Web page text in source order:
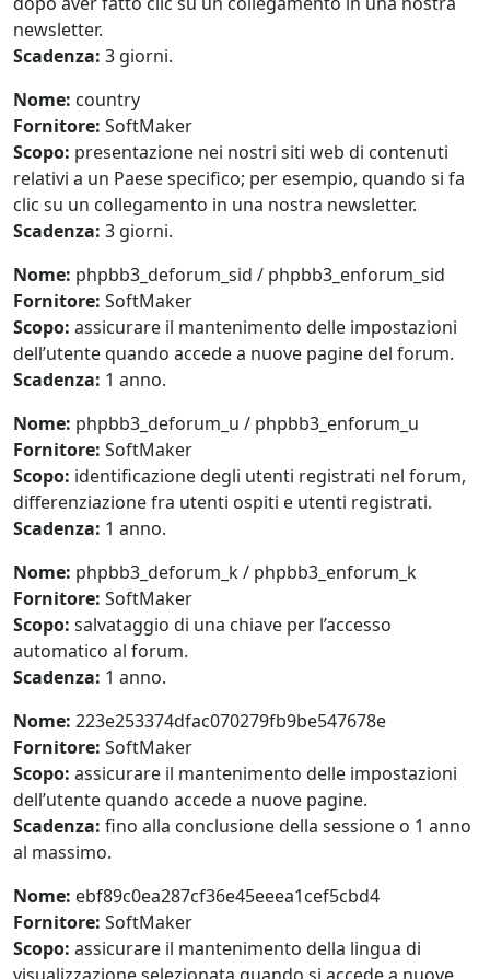
newsletter.
Scadenza: 3 giorni.
Nome: country
Fornitore: SoftMaker
Scopo: presentazione nei nostri siti web di contenuti
relativi a un Paese specifico; per esempio, quando si fa
clic su un collegamento in una nostra newsletter.
Scadenza: 3 giorni.
Nome: phpbb3_deforum_sid / phpbb3_enforum_sid
Fornitore: SoftMaker
Scopo: assicurare il mantenimento delle impostazioni
dell’utente quando accede a nuove pagine del forum.
Scadenza: 1 anno.
Nome: phpbb3_deforum_u / phpbb3_enforum_u
Fornitore: SoftMaker
Scopo: identificazione degli utenti registrati nel forum,
differenziazione fra utenti ospiti e utenti registrati.
Scadenza: 1 anno.
Nome: phpbb3_deforum_k / phpbb3_enforum_k
Fornitore: SoftMaker
Scopo: salvataggio di una chiave per l’accesso
automatico al forum.
Scadenza: 1 anno.
Nome: 223e253374dfac070279fb9be547678e
Fornitore: SoftMaker
Scopo: assicurare il mantenimento delle impostazioni
dell’utente quando accede a nuove pagine.
Scadenza: fino alla conclusione della sessione o 1 anno
al massimo.
Nome: ebf89c0ea287cf36e45eeea1cef5cbd4
Fornitore: SoftMaker
Scopo: assicurare il mantenimento della lingua di